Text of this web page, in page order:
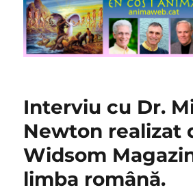
Interviu cu Dr.
Newton realizat
Widsom
limba română.